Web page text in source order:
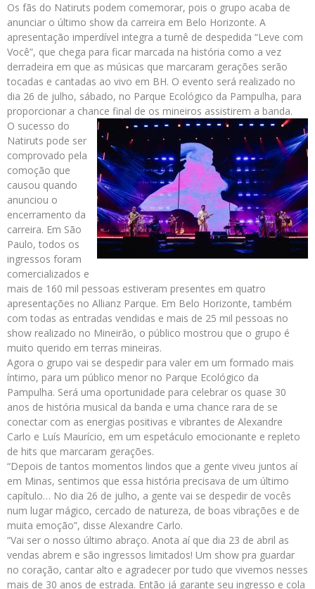
Os fãs do Natiruts podem comemorar, pois o grupo acaba de
anunciar o último show da carreira em Belo Horizonte. A
apresentação imperdível integra a turnê de despedida “Leve com
Você”, que chega para ficar marcada na história como a vez
derradeira em que as músicas que marcaram gerações serão
tocadas e cantadas ao vivo em BH. O evento será realizado no
dia 26 de julho, sábado, no Parque Ecológico da Pampulha, para
proporcionar a chance final de os mineiros assistirem a banda.
O sucesso do
Natiruts pode ser
comprovado pela
comoção que
causou quando
anunciou o
encerramento da
carreira. Em São
Paulo, todos os
ingressos foram
comercializados e
mais de 160 mil pessoas estiveram presentes em quatro
apresentações no Allianz Parque. Em Belo Horizonte, também
com todas as entradas vendidas e mais de 25 mil pessoas no
show realizado no Mineirão, o público mostrou que o grupo é
muito querido em terras mineiras.
Agora o grupo vai se despedir para valer em um formado mais
íntimo, para um público menor no Parque Ecológico da
Pampulha. Será uma oportunidade para celebrar os quase 30
anos de história musical da banda e uma chance rara de se
conectar com as energias positivas e vibrantes de Alexandre
Carlo e Luís Maurício, em um espetáculo emocionante e repleto
de hits que marcaram gerações.
“Depois de tantos momentos lindos que a gente viveu juntos aí
em Minas, sentimos que essa história precisava de um último
capítulo… No dia 26 de julho, a gente vai se despedir de vocês
num lugar mágico, cercado de natureza, de boas vibrações e de
muita emoção”, disse Alexandre Carlo.
“Vai ser o nosso último abraço. Anota aí que dia 23 de abril as
vendas abrem e são ingressos limitados! Um show pra guardar
no coração, cantar alto e agradecer por tudo que vivemos nesses
mais de 30 anos de estrada. Então já garante seu ingresso e cola